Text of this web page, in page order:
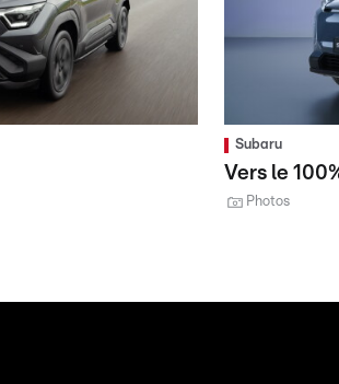
Subaru
Vers le
Photos